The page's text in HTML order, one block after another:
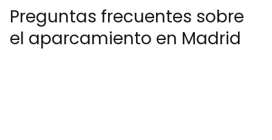
Preguntas frecuentes sobre
el aparcamiento en Madrid